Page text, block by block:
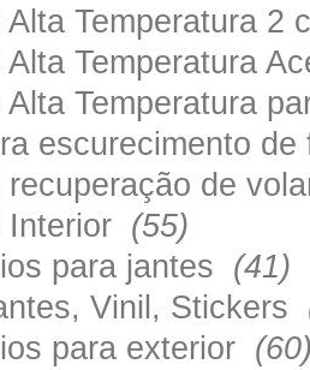
Alta Temperatura
Alta Temperatura
Alta Temperatura
escurecimento
recuperação de
Interior (55)
para jantes (41)
Vinil, Stickers
para exterior